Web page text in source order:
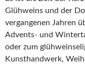
Glühweins und der
vergangenen Jahren
Advents- und
oder zum
Kunsthandwerk,